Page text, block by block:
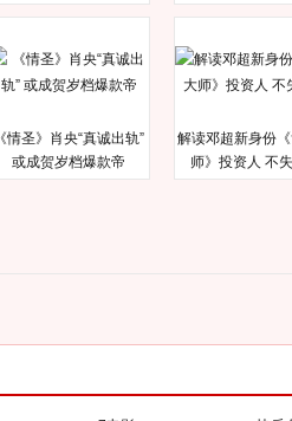
《情圣》肖央“真诚出轨”
或成贺岁档爆款帝
解读邓超新身份
师》投资人 不